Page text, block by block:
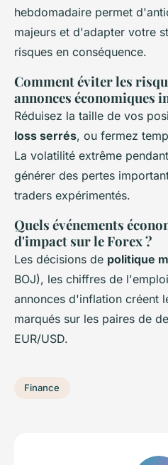
hebdomadaire permet
majeurs et d'adapter votre
risques en conséquence.
Comment éviter les
annonces économiques
Réduisez la taille de vos
loss serrés, ou fermez
La volatilité extrême
générer des pertes
traders expérimentés.
Quels événements
d'impact sur le Forex ?
Les décisions de politique
BOJ), les chiffres de
annonces d'inflation créent
marqués sur les paires de
EUR/USD.
Finance